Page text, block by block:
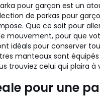
pour garçon est un
de parkas pour
Que ce soit pour
mouvement, pour que
idéals pour conserver
manteaux sont
trouviez celui qui plaira
pour une